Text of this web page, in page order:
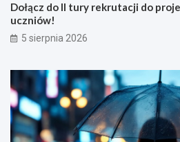
Dołącz do II tury rekrutacji do
uczniów!
5 sierpnia 2026